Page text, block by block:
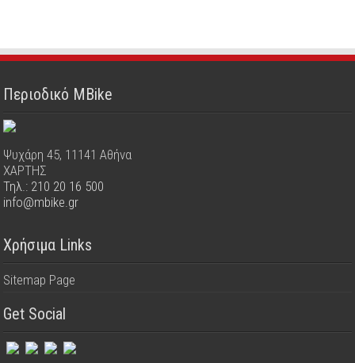
Περιοδικό MBike
Ψυχάρη 45, 11141 Αθήνα
ΧΑΡΤΗΣ
Τηλ.: 210 20 16 500
info@mbike.gr
Χρήσιμα Links
Sitemap Page
Get Social